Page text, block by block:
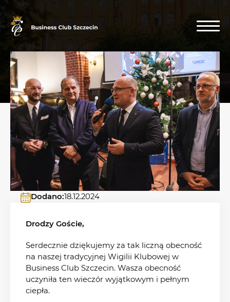
Dodano:18.12.2024
Drodzy Goście,
Serdecznie dziękujemy za tak liczną obecność
na naszej tradycyjnej Wigilii Klubowej w
Business Club Szczecin. Wasza obecność
uczyniła ten wieczór wyjątkowym i pełnym
ciepła.